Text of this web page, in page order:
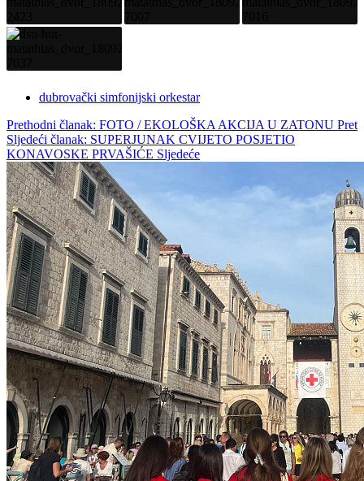
dubrovački simfonijski orkestar
Prethodni članak: FOTO / EKOLOŠKA AKCIJA U ZATONU Pret
Sljedeći članak: SUPERJUNAK CVIJETO POSJETIO
KONAVOSKE PRVAŠIĆE Sljedeće